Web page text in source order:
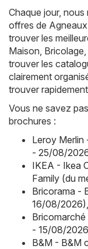
Chaque jour,
offres de
trouver les
Maison,
trouver les
clairement
trouver
Vous ne savez
brochures :
Leroy
- 25/08/
IKEA - Ikea
Family (du
Bricorama -
16/08/2026)
- 15/08/
B&M - B&M